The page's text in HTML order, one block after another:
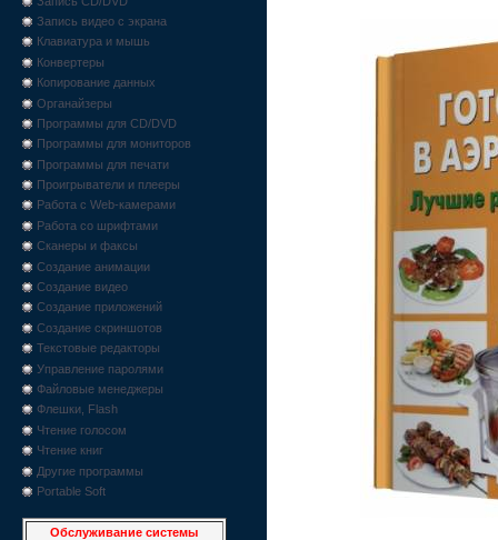
Запись видео с экрана
Клавиатура и мышь
Конвертеры
Копирование данных
Органайзеры
Программы для CD/DVD
Программы для мониторов
Программы для печати
Проигрыватели и плееры
Работа с Web-камерами
Работа со шрифтами
Сканеры и факсы
Создание анимации
Создание видео
Создание приложений
Создание скриншотов
Текстовые редакторы
Управление паролями
Файловые менеджеры
Флешки, Flash
Чтение голосом
Чтение книг
Другие программы
Portable Soft
Обслуживание системы